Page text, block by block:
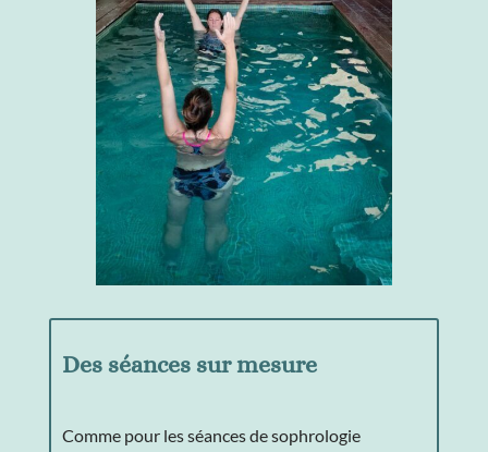
Des séances sur mesure
Comme pour les séances de sophrologie